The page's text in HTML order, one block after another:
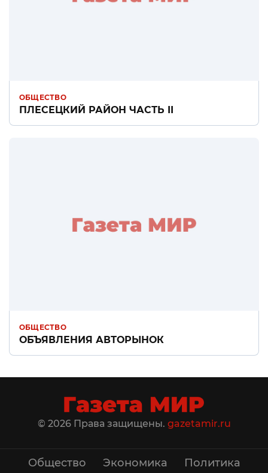
ОБЩЕСТВО
ПЛЕСЕЦКИЙ РАЙОН ЧАСТЬ II
ОБЩЕСТВО
ОБЪЯВЛЕНИЯ АВТОРЫНОК
© 2026 Права защищены. gazetamir.ru
Общество Экономика Политика